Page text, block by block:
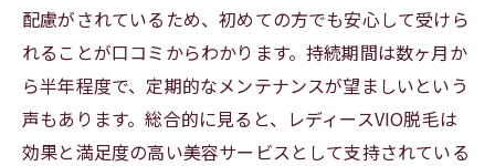
配慮がされているため、初めての方でも安心して受けら
れることが口コミからわかります。持続期間は数ヶ月か
ら半年程度で、定期的なメンテナンスが望ましいという
声もあります。総合的に見ると、レディースVIO脱毛は
効果と満足度の高い美容サービスとして支持されている